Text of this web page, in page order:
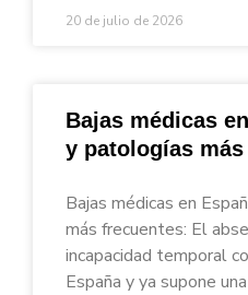
20 de julio de 2026
Bajas médicas
y patologías
Bajas médicas en
más frecuentes: El
incapacidad temporal
España y ya supone